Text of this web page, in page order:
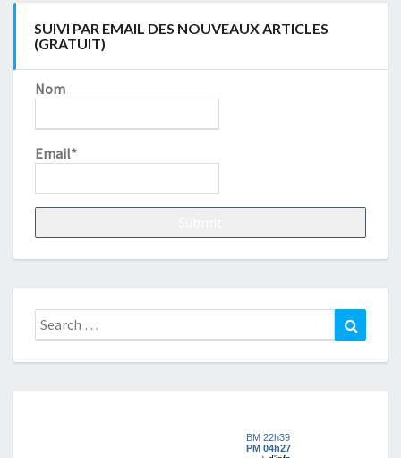
SUIVI PAR EMAIL DES NOUVEAUX ARTICLES
(GRATUIT)
Nom
Email*
Search
for: